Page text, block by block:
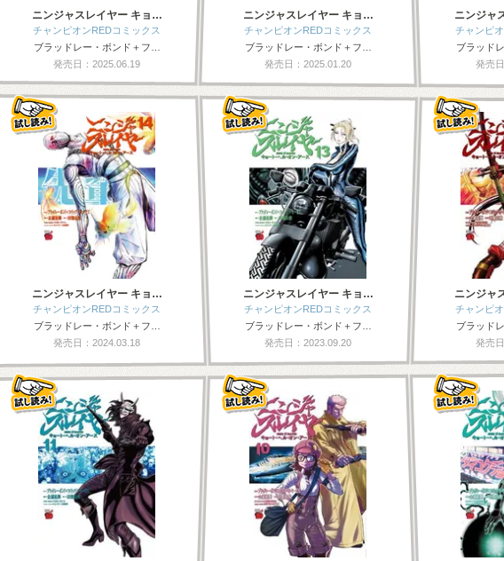
ニンジャスレイヤー キョ…
チャンピオンREDコミックス
ブラッドレー・ボンド＋フ…
発売日：2025.06.19
ニンジャスレイヤー キョ…
チャンピオンREDコミックス
ブラッドレー・ボンド＋フ…
発売日：2025.01.20
ニンジャ
チャンピ
ブラッド
発売
ニンジャスレイヤー キョ…
チャンピオンREDコミックス
ブラッドレー・ボンド＋フ…
発売日：2024.03.18
ニンジャスレイヤー キョ…
チャンピオンREDコミックス
ブラッドレー・ボンド＋フ…
発売日：2023.09.20
ニンジャ
チャンピ
ブラッド
発売